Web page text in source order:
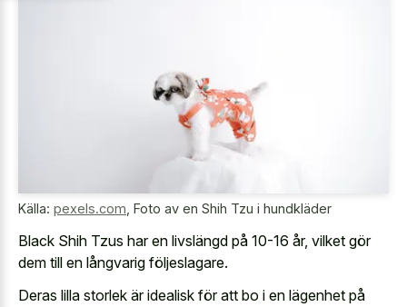
Källa: pexels.com Foto av en Shih Tzu i hundkläder
Black Shih Tzus har en livslängd på 10-16 år, vilket gör
dem till en långvarig följeslagare.
Deras lilla storlek är idealisk för att bo i en lägenhet på